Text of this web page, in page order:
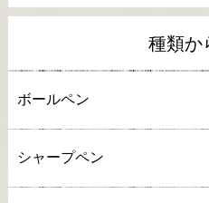
種類か
ボールペン
シャープペン